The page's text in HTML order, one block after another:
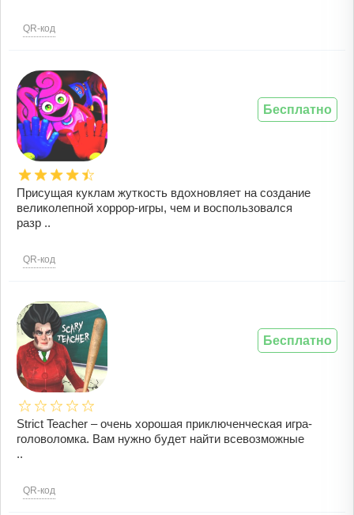
QR-код
Присущая куклам жуткость вдохновляет на создание
великолепной хоррор-игры, чем и воспользовался
разр ..
QR-код
Бесплатно
Strict Teacher – очень хорошая приключенческая игра-
головоломка. Вам нужно будет найти всевозможные
..
QR-код
Бесплатно